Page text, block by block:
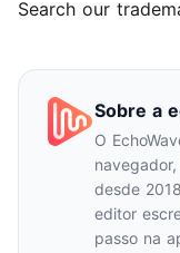
Search our
Sobre a
O
desde
editor
passo na